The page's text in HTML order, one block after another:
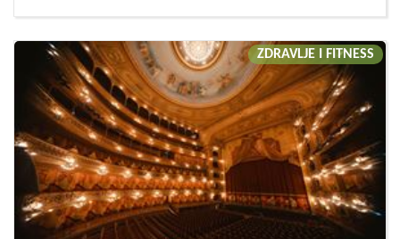
ZDRAVLJE I FITNESS